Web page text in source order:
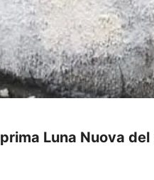
prima Luna Nuova